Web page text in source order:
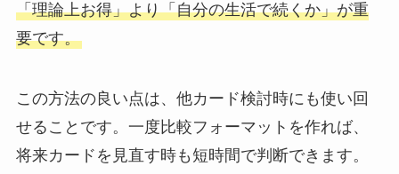
「理論上お得」より「自分の生活で続くか」が重
要です。
この方法の良い点は、他カード検討時にも使い回
せることです。一度比較フォーマットを作れば、
将来カードを見直す時も短時間で判断できます。